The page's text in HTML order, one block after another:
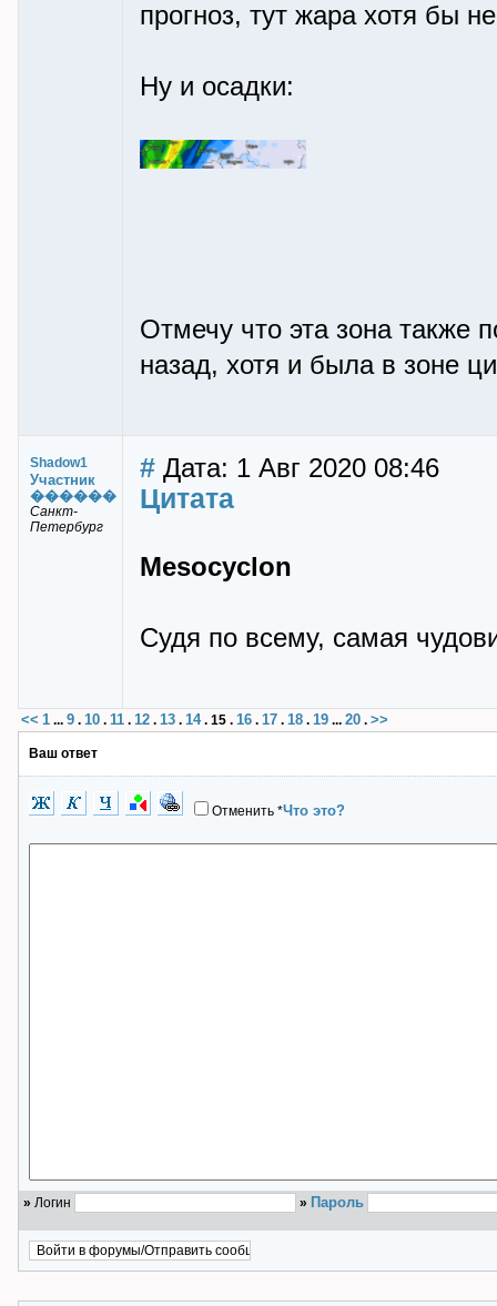
прогноз, тут жара хотя бы
Ну и осадки:
Отмечу что эта зона также
назад, хотя и была в зоне
Shadow1
Участник
������
Санкт-
Петербург
# Дата: 1 Авг 2020 08:46
Цитата
Mesocyclon
Судя по всему, самая
<< 1 ... 9 . 10 . 11 . 12 . 13 . 14. 15 . 16 . 17 . 18 . 19 ... 20 . >>
Ваш ответ
Отменить *Что это?
» Логин » Пароль